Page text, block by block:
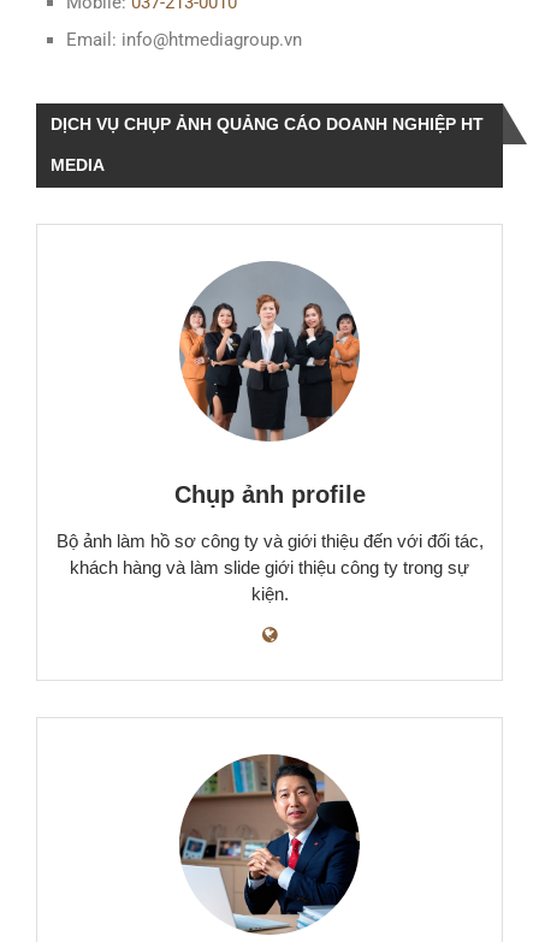
Email: info@htmediagroup.vn
DỊCH VỤ CHỤP ẢNH QUẢNG CÁO DOANH NGHIỆP HT
MEDIA
Chụp ảnh profile
Bộ ảnh làm hồ sơ công ty và giới thiệu đến với đối tác,
khách hàng và làm slide giới thiệu công ty trong sự
kiện.